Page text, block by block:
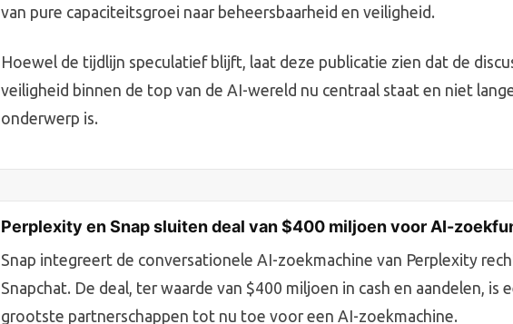
van pure capaciteitsgroei naar beheersbaarheid en veiligheid.
Hoewel de tijdlijn speculatief blijft, laat deze publicatie zien dat de
veiligheid binnen de top van de AI-wereld nu centraal staat en niet
onderwerp is.
Perplexity en Snap sluiten deal van $400 miljoen voor AI-
Snap integreert de conversationele AI-zoekmachine van Perplexity
Snapchat. De deal, ter waarde van $400 miljoen in cash en aandelen, is
grootste partnerschappen tot nu toe voor een AI-zoekmachine.